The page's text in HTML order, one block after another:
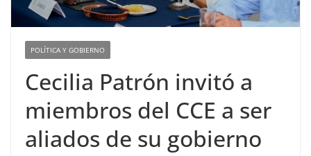
POLÍTICA Y GOBIERNO
Cecilia Patrón invitó a
miembros del CCE a ser
aliados de su gobierno